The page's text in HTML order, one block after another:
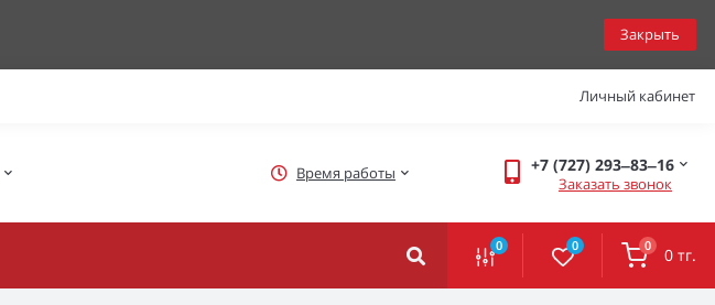
Закрыть
Личный кабинет
Время работы +7 (727) 293‒83‒16
Заказать звонок
0 0 0 0 тг.